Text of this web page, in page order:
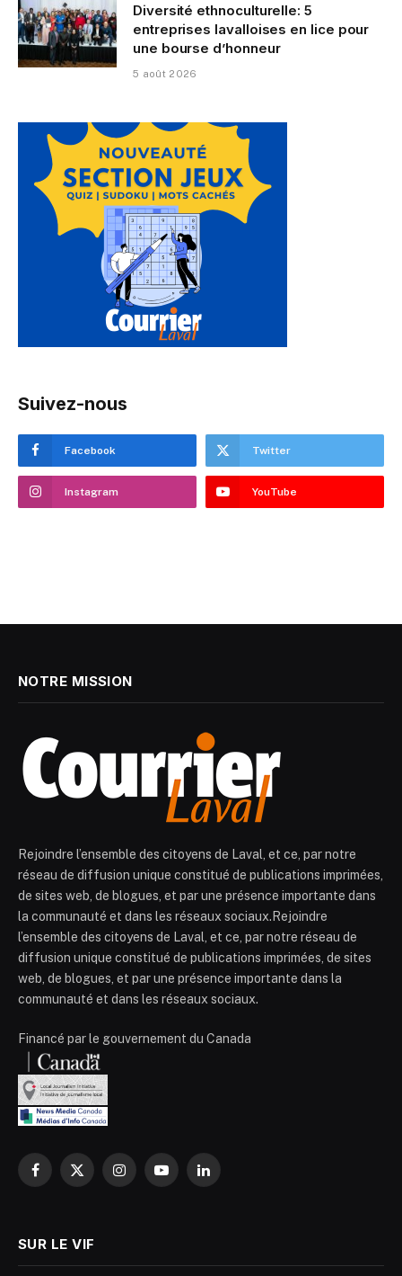
Diversité ethnoculturelle: 5
entreprises lavalloises en lice pour
une bourse d’honneur
5 août 2026
Suivez-nous
Facebook Twitter
Instagram YouTube
NOTRE MISSION
Rejoindre l’ensemble des citoyens de Laval, et ce, par notre
réseau de diffusion unique constitué de publications imprimées,
de sites web, de blogues, et par une présence importante dans
la communauté et dans les réseaux sociaux.Rejoindre
l’ensemble des citoyens de Laval, et ce, par notre réseau de
diffusion unique constitué de publications imprimées, de sites
web, de blogues, et par une présence importante dans la
communauté et dans les réseaux sociaux.
Financé par le gouvernement du Canada
Facebook
X
InstagramYouTubeLinkedIn
SUR LE VIF